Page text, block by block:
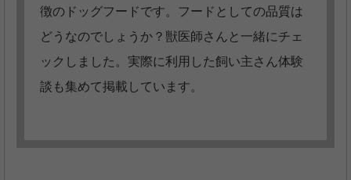
徴のドッグフードです。フードとしての品質は
どうなのでしょうか？獣医師さんと一緒にチェ
ックしました。実際に利用した飼い主さん体験
談も集めて掲載しています。